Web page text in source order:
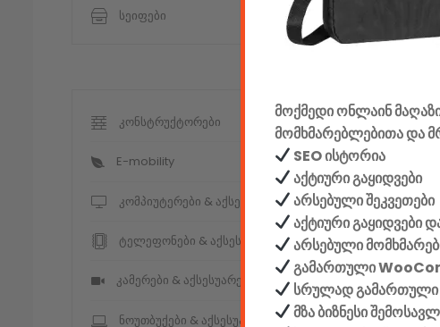
სეიფები
კონსტრუქტორები
E-mobility
კომპიუტერები & აქსესუარები
ტელეფონები & აქსესუარები
კამერები & აქსესუარები
ნოუთბუქები & აქსესუარები
მოქმედი ონლაინ
მომხმარებლებითა და
SEO ისტორია
აქტიური გაყიდვები
არსებული შეკვეთები
აქტიური გაყიდვები
არსებული
გამართული
სრულად გამართული
მზა ბიზნესი